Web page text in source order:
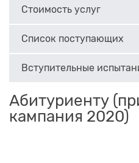
Стоимость услуг
Список поступающих
Вступительные
Абитуриенту
кампания 2020)